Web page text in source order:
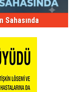
Sahasında